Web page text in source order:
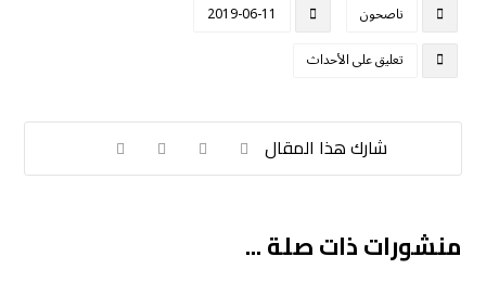
ناصحون
2019-06-11
تعليق على الأحداث
منشورات ذات صلة ...